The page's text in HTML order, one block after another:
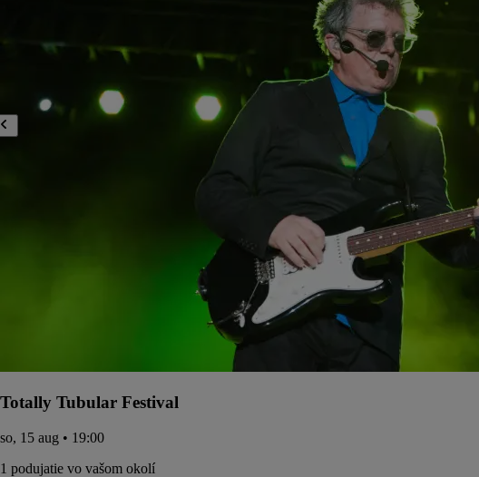
Totally Tubular Festival
so, 15 aug • 19:00
1 podujatie vo vašom okolí